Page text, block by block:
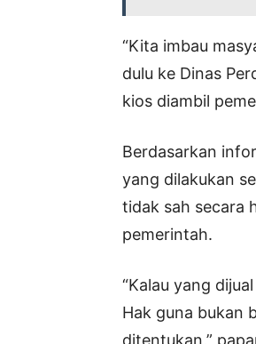
“Kita imbau
dulu ke Dinas
kios diambil
Berdasarkan
yang dilakukan
tidak sah secara
pemerintah.
“Kalau yang
Hak guna bukan
ditentukan,”